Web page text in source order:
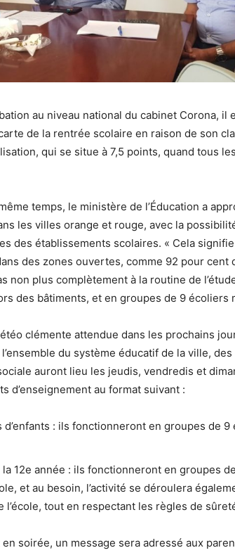
au niveau national du cabinet Corona, il
de la rentrée scolaire en raison de son
qui se situe à 7,5 points, quand tous
temps, le ministère de l’Éducation a
les villes orange et rouge, avec la
des établissements scolaires. « Cela
des zones ouvertes, comme 92 pour cent
non plus complètement à la routine de
des bâtiments, et en groupes de 9 écoliers
clémente attendue dans les prochains
du système éducatif de la ville,
auront lieu les jeudis, vendredis et
d’enseignement au format suivant :
d’enfants : ils fonctionneront en groupes de
la 12e année : ils fonctionneront en groupes
et au besoin, l’activité se déroulera
l’école, tout en respectant les règles de
soirée, un message sera adressé aux